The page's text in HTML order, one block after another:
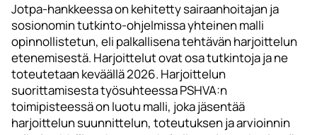
Jotpa-hankkeessa on kehitetty sairaanhoitajan ja
sosionomin tutkinto-ohjelmissa yhteinen malli
opinnollistetun, eli palkallisena tehtävän harjoittelun
etenemisestä. Harjoittelut ovat osa tutkintoja ja ne
toteutetaan keväällä 2026. Harjoittelun
suorittamisesta työsuhteessa PSHVA:n
toimipisteessä on luotu malli, joka jäsentää
harjoittelun suunnittelun, toteutuksen ja arvioinnin